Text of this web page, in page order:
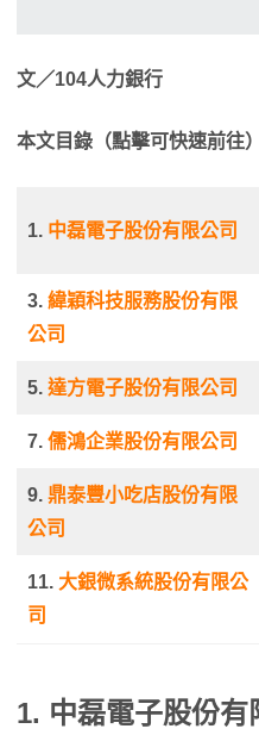
文／104人力銀行
本文目錄（點擊可快速前往）
1. 中磊電子股份有限公司
3. 緯穎科技服務股份有限
公司
5. 達方電子股份有限公司
7. 儒鴻企業股份有限公司
9. 鼎泰豐小吃店股份有限
公司
11. 大銀微系統股份有限公
司
1. 中磊電子股份有